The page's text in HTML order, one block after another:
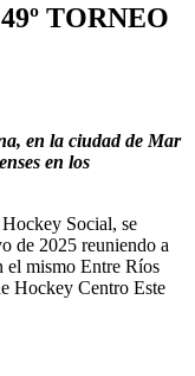
TORNEO
en la ciudad de Mar
en los
Social, se
de 2025 reuniendo a
el mismo Entre Ríos
Hockey Centro Este